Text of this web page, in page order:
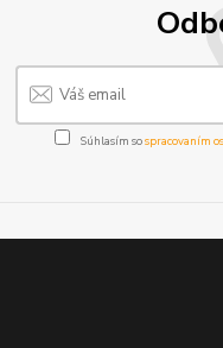
Súhlasím sospracovaním